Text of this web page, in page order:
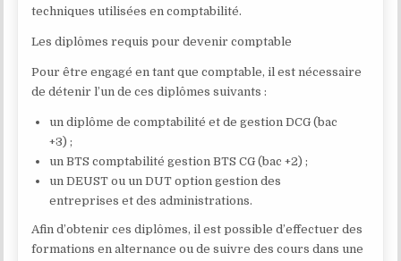
techniques utilisées en comptabilité.
Les diplômes requis pour devenir comptable
Pour être engagé en tant que comptable, il est nécessaire
de détenir l’un de ces diplômes suivants :
un diplôme de comptabilité et de gestion DCG (bac
+3) ;
un BTS comptabilité gestion BTS CG (bac +2) ;
un DEUST ou un DUT option gestion des
entreprises et des administrations.
Afin d’obtenir ces diplômes, il est possible d’effectuer des
formations en alternance ou de suivre des cours dans une